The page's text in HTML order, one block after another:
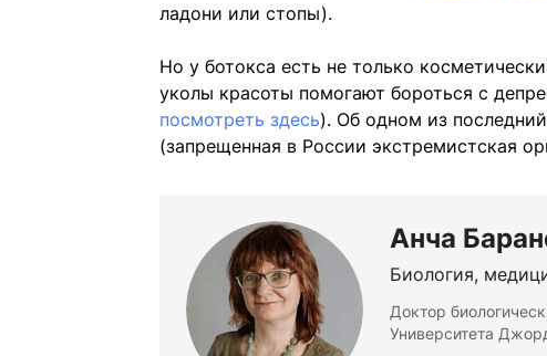
ладони или стопы).
Но у ботокса есть не только
уколы красоты помогают бороться с
посмотреть здесь). Об одном из
(запрещенная в России экстремистская
Анча
Биология,
Доктор
Университета